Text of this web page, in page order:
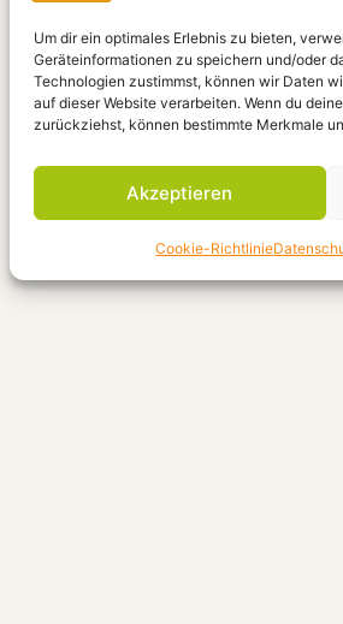
Um dir ein optimales Erlebnis zu bieten,
Geräteinformationen zu speichern und/oder
Technologien zustimmst, können wir Daten
auf dieser Website verarbeiten. Wenn du
zurückziehst, können bestimmte Merkmale
Akzeptieren
Cookie-Richtlinie